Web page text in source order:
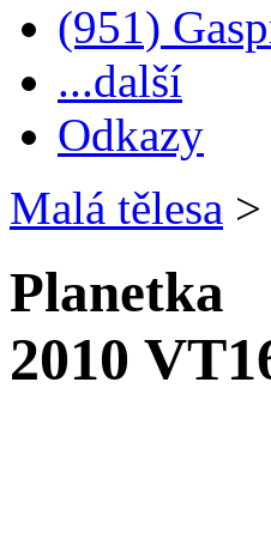
(951)
...další
Odkazy
Malá tělesa >
Planetka
2010